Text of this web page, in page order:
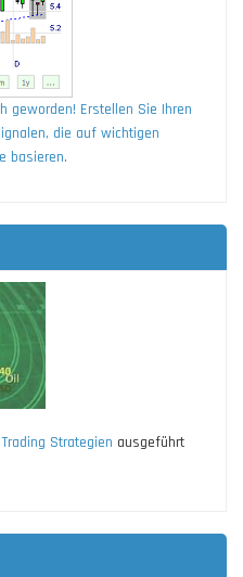
geworden! Erstellen Sie Ihren
die auf wichtigen
basieren.
Trading Strategien ausgeführt